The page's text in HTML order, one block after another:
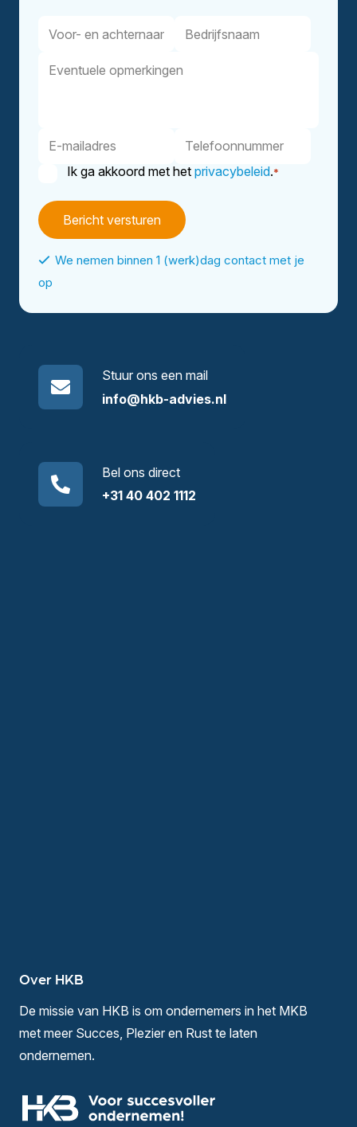
Voor-
achternaam
Bedrijfsnaam
Eventuele
E-
Telefoonnummer
Instemming*
Ik ga akkoord met het privacybeleid.*
We nemen binnen 1 (werk)dag contact met je
op
Stuur ons een mail
info@hkb-advies.nl
Bel ons direct
+31 40 402 1112
Over HKB
De missie van HKB is om ondernemers in het MKB
met meer Succes, Plezier en Rust te laten
ondernemen.